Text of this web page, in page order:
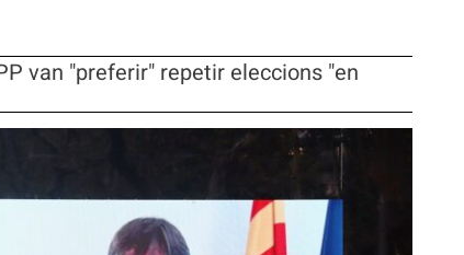
van "preferir" repetir eleccions "en